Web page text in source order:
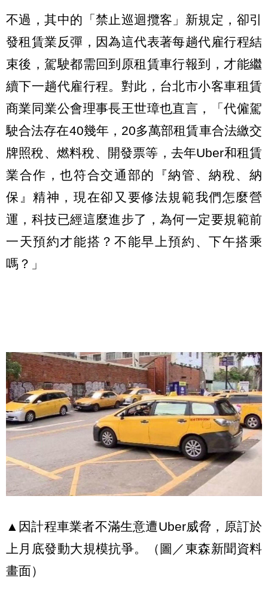
不過，其中的「禁止巡迴攬客」新規定，卻引
發租賃業反彈，因為這代表著每趟代雇行程結
束後，駕駛都需回到原租賃車行報到，才能繼
續下一趟代雇行程。對此，台北市小客車租賃
商業同業公會理事長王世璋也直言，「代僱駕
駛合法存在40幾年，20多萬部租賃車合法繳交
牌照稅、燃料稅、開發票等，去年Uber和租賃
業合作，也符合交通部的『納管、納稅、納
保』精神，現在卻又要修法規範我們怎麼營
運，科技已經這麼進步了，為何一定要規範前
一天預約才能搭？不能早上預約、下午搭乘
嗎？」
▲因計程車業者不滿生意遭Uber威脅，原訂於
上月底發動大規模抗爭。（圖／東森新聞資料
畫面）